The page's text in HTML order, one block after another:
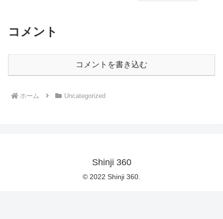
コメント
コメントを書き込む
ホーム Uncategorized
Shinji 360
© 2022 Shinji 360.